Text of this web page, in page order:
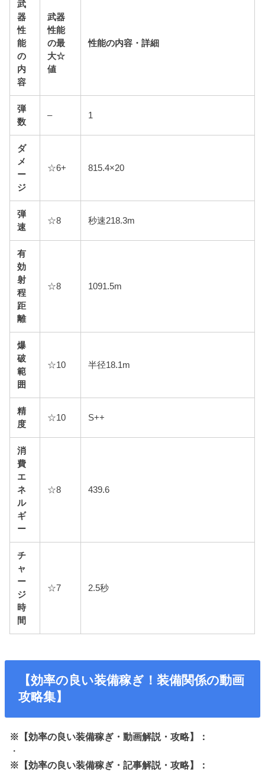
武
器
性
能
の
内
容
武器
性能
の最
大☆
値
性能の内容・詳細
弾
数
– 1
ダ
メ
ー
ジ
☆6+ 815.4×20
弾
速
☆8 秒速218.3m
有
効
射
程
距
離
☆8 1091.5m
爆
破
範
囲
☆10 半径18.1m
精
度
☆10 S++
消
費
エ
ネ
ル
ギ
ー
☆8 439.6
チ
ャ
ー
ジ
時
間
☆7 2.5秒
【効率の良い装備稼ぎ！装備関係の動画
攻略集】
※【効率の良い装備稼ぎ・動画解説・攻略】：
・
※【効率の良い装備稼ぎ・記事解説・攻略】：